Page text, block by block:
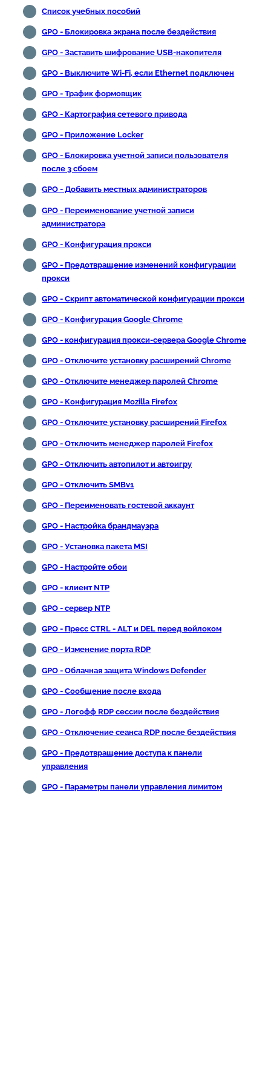
Список учебных пособий
GPO - Блокировка экрана после бездействия
GPO - Заставить шифрование USB-накопителя
GPO - Выключите Wi-Fi, если Ethernet подключен
GPO - Трафик формовщик
GPO - Картография сетевого привода
GPO - Приложение Locker
GPO - Блокировка учетной записи пользователя
после 3 сбоем
GPO - Добавить местных администраторов
GPO - Переименование учетной записи
администратора
GPO - Конфигурация прокси
GPO - Предотвращение изменений конфигурации
прокси
GPO - Скрипт автоматической конфигурации прокси
GPO - Конфигурация Google Chrome
GPO - конфигурация прокси-сервера Google Chrome
GPO - Отключите установку расширений Chrome
GPO - Отключите менеджер паролей Chrome
GPO - Конфигурация Mozilla Firefox
GPO - Отключите установку расширений Firefox
GPO - Отключить менеджер паролей Firefox
GPO - Отключить автопилот и автоигру
GPO - Отключить SMBv1
GPO - Переименовать гостевой аккаунт
GPO - Настройка брандмауэра
GPO - Установка пакета MSI
GPO - Настройте обои
GPO - клиент NTP
GPO - сервер NTP
GPO - Пресс CTRL - ALT и DEL перед войлоком
GPO - Изменение порта RDP
GPO - Облачная защита Windows Defender
GPO - Сообщение после входа
GPO - Логофф RDP сессии после бездействия
GPO - Отключение сеанса RDP после бездействия
GPO - Предотвращение доступа к панели
управления
GPO - Параметры панели управления лимитом